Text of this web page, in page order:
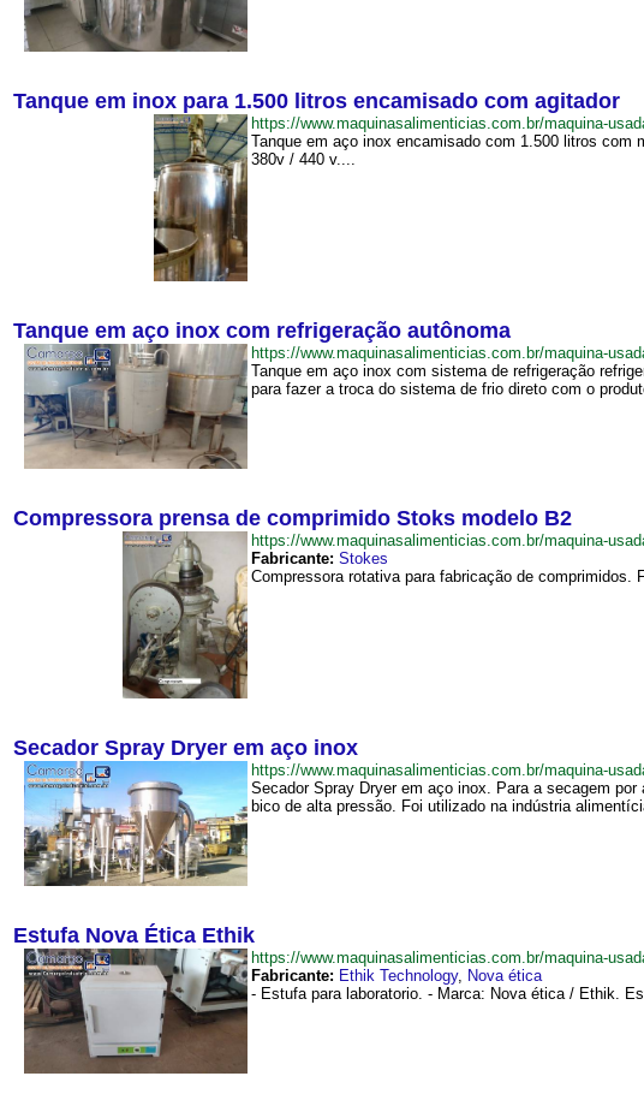
Tanque em inox para 1.500 litros encamisado com agitador
https://www.maquinasalimenticias.com.br/maquina-
Tanque em aço inox encamisado com 1.500 litros
380v / 440 v....
Tanque em aço inox com refrigeração autônoma
https://www.maquinasalimenticias.com.br/maquina-
Tanque em aço inox com sistema de refrigeração
para fazer a troca do sistema de frio direto com o
Compressora prensa de comprimido Stoks modelo B2
https://www.maquinasalimenticias.com.br/maquina-
Fabricante: Stokes
Compressora rotativa para fabricação de comprimidos.
Secador Spray Dryer em aço inox
https://www.maquinasalimenticias.com.br/maquina-
Secador Spray Dryer em aço inox. Para a secagem
bico de alta pressão. Foi utilizado na indústria
Estufa Nova Ética Ethik
https://www.maquinasalimenticias.com.br/maquina-
Fabricante: Ethik Technology, Nova ética
- Estufa para laboratorio. - Marca: Nova ética / Ethik.